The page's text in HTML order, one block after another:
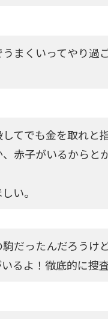
まくいってやり過
てでも金を取れと
赤子がいるからと
い。
だったんだろうけ
るよ！徹底的に捜